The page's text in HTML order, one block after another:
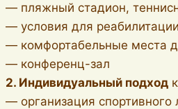
— пляжный стадион,
— условия для
— комфортабельные места
— конференц-зал
2. Индивидуальный подход
— организация